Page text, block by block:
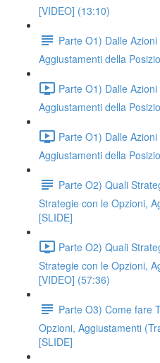
[VIDEO] (13:10)
Parte O1) Dalle
Aggiustamenti della
Parte O1) Dalle
Aggiustamenti della
Parte O1) Dalle
Aggiustamenti della
Parte O2) Quali
Strategie con le Opzioni,
[SLIDE]
Parte O2) Quali
Strategie con le Opzioni,
[VIDEO] (57:36)
Parte O3) Come fare
Opzioni, Aggiustamenti
[SLIDE]